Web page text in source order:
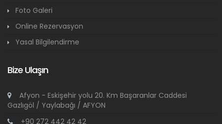
Foto Galeri
Online Rezervasyon
Yasal Bilgilendirme
Bize Ulaşın
Afyon - Eskişehir yolu 20. Km Başaranlar Caddesi
Gazlıgöl / Yaylabağı / AFYON
+90 272 442 42 42